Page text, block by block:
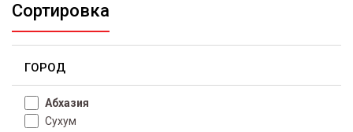
Сортировка
ГОРОД
Абхазия
Сухум